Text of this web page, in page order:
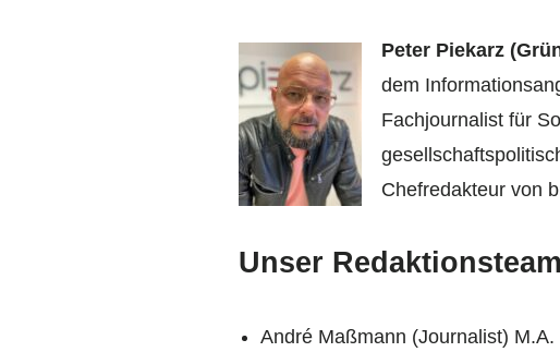
Peter Piekarz
dem
Fachjournalist für
Chefredakteur von
Unser Redaktionsteam
André Maßmann (Journalist) M.A.